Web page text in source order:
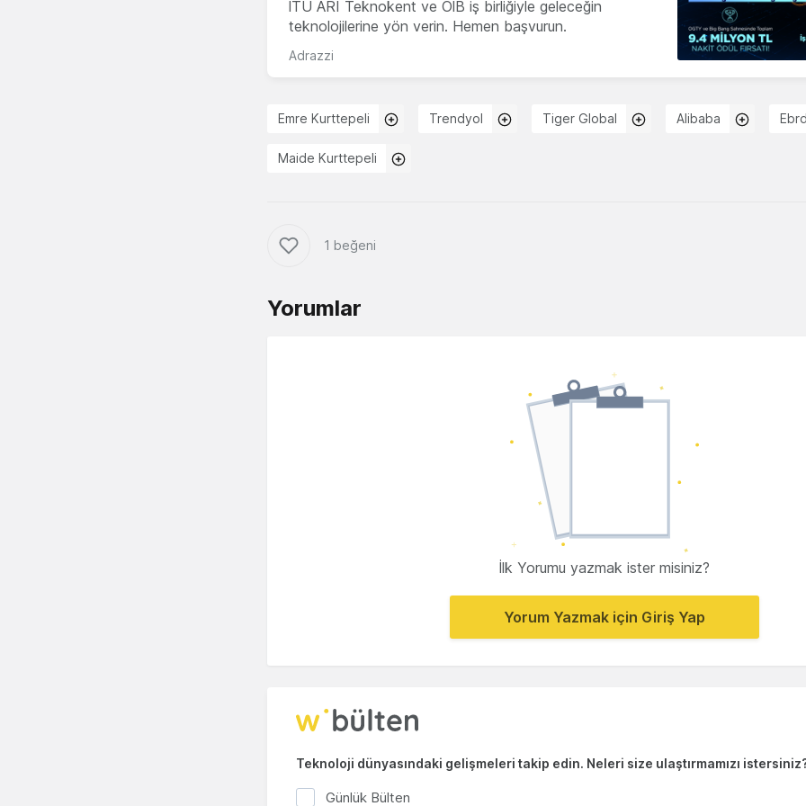
İTÜ ARI Teknokent ve OİB iş birliğiyle geleceğin
teknolojilerine yön verin. Hemen başvurun.
Adrazzi
Emre Kurttepeli Trendyol Tiger Global Alibaba
Maide Kurttepeli
1 beğeni
Yorumlar
İlk Yorumu yazmak ister misiniz?
Yorum Yazmak için Giriş Yap
Teknoloji dünyasındaki gelişmeleri takip edin. Neleri size ulaştırmamızı
Günlük Bülten